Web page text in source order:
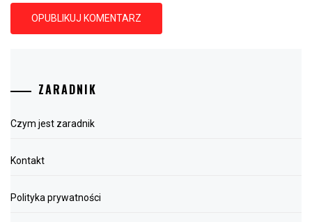
ZARADNIK
Czym jest zaradnik
Kontakt
Polityka prywatności